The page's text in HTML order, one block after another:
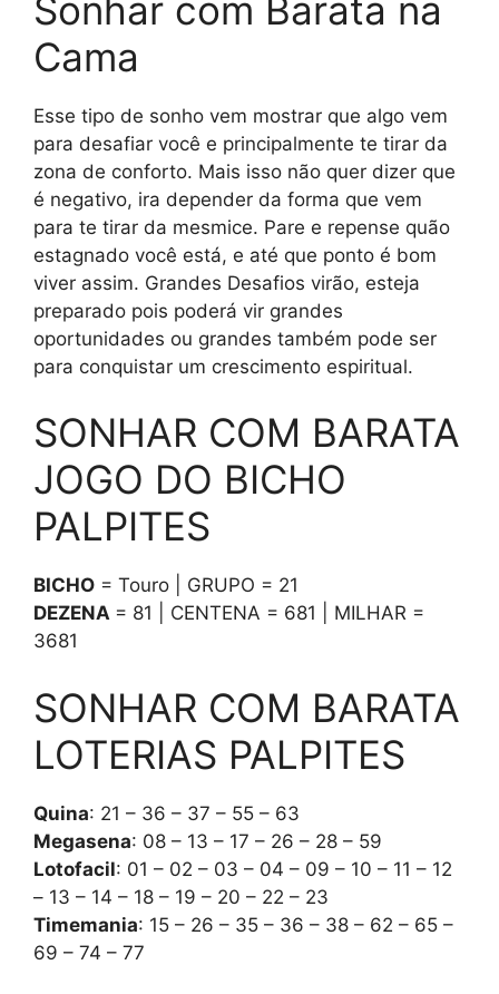
Sonhar com Barata na
Cama
Esse tipo de sonho vem mostrar que algo vem
para desafiar você e principalmente te tirar da
zona de conforto. Mais isso não quer dizer que
é negativo, ira depender da forma que vem
para te tirar da mesmice. Pare e repense quão
estagnado você está, e até que ponto é bom
viver assim. Grandes Desafios virão, esteja
preparado pois poderá vir grandes
oportunidades ou grandes também pode ser
para conquistar um crescimento espiritual.
SONHAR COM BARATA
JOGO DO BICHO
PALPITES
BICHO = Touro | GRUPO = 21
DEZENA = 81 | CENTENA = 681 | MILHAR =
3681
SONHAR COM BARATA
LOTERIAS PALPITES
Quina: 21 – 36 – 37 – 55 – 63
Megasena: 08 – 13 – 17 – 26 – 28 – 59
Lotofacil: 01 – 02 – 03 – 04 – 09 – 10 – 11 – 12
– 13 – 14 – 18 – 19 – 20 – 22 – 23
Timemania: 15 – 26 – 35 – 36 – 38 – 62 – 65 –
69 – 74 – 77